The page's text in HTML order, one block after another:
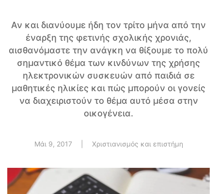
Αν και διανύουμε ήδη τον τρίτο μήνα από την
έναρξη της φετινής σχολικής χρονιάς,
αισθανόμαστε την ανάγκη να θίξουμε το πολύ
σημαντικό θέμα των κινδύνων της χρήσης
ηλεκτρονικών συσκευών από παιδιά σε
μαθητικές ηλικίες και πώς μπορούν οι γονείς
να διαχειριστούν το θέμα αυτό μέσα στην
οικογένεια.
Μάι 9, 2017 Χριστιανισμός και επιστήμη